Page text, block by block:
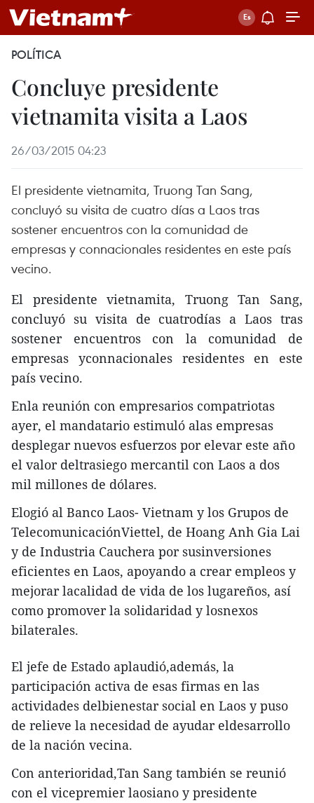
POLÍTICA
Concluye presidente
vietnamita visita a Laos
26/03/2015 04:23
El presidente vietnamita, Truong Tan Sang,
concluyó su visita de cuatro días a Laos tras
sostener encuentros con la comunidad de
empresas y connacionales residentes en este país
vecino.
El presidente vietnamita, Truong Tan Sang,
concluyó su visita de cuatrodías a Laos tras
sostener encuentros con la comunidad de
empresas yconnacionales residentes en este
país vecino.
Enla reunión con empresarios compatriotas
ayer, el mandatario estimuló alas empresas
desplegar nuevos esfuerzos por elevar este año
el valor deltrasiego mercantil con Laos a dos
mil millones de dólares.
Elogió al Banco Laos- Vietnam y los Grupos de
TelecomunicaciónViettel, de Hoang Anh Gia Lai
y de Industria Cauchera por susinversiones
eficientes en Laos, apoyando a crear empleos y
mejorar lacalidad de vida de los lugareños, así
como promover la solidaridad y losnexos
bilaterales.
El jefe de Estado aplaudió,además, la
participación activa de esas firmas en las
actividades delbienestar social en Laos y puso
de relieve la necesidad de ayudar eldesarrollo
de la nación vecina.
Con anterioridad,Tan Sang también se reunió
con el vicepremier laosiano y presidente